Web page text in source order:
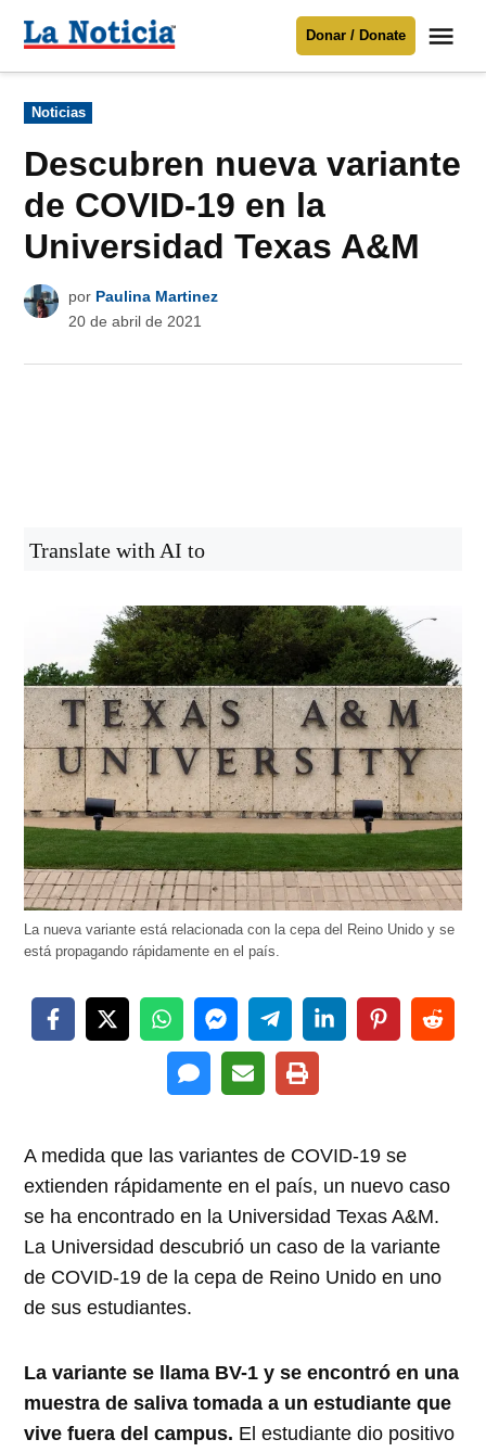
Para mantenerte informado necesitamos
Donar
contenido
Noticia
Donar / Donate
Publicado
en
Noticias
Descubren nueva variante
de COVID-19 en la
Universidad Texas A&M
por Paulina Martinez
20 de abril de 2021
Translate with AI to
La nueva variante está relacionada con la cepa del Reino Unido y se
está propagando rápidamente en el país.
A medida que las variantes de COVID-19 se
extienden rápidamente en el país, un nuevo caso
se ha encontrado en la Universidad Texas A&M.
La Universidad descubrió un caso de la variante
de COVID-19 de la cepa de Reino Unido en uno
de sus estudiantes.
La variante se llama BV-1 y se encontró en una
muestra de saliva tomada a un estudiante que
vive fuera del campus. El estudiante dio positivo